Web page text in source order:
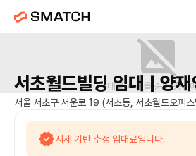
매물 사진을 준비 중이
서초월드빌딩임대 | 양재
서울 서초구 서운로 19 (서초동, 서초월드오피
시세 기반 추정 임대료입니다.